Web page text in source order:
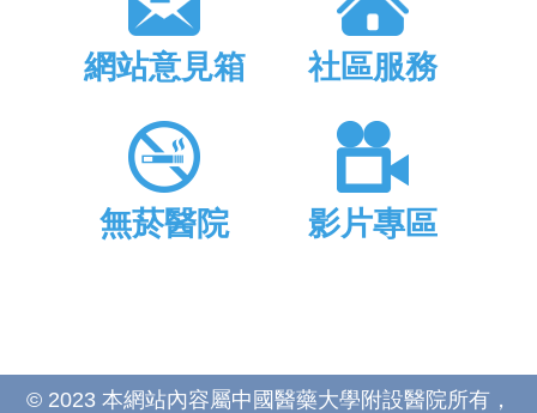
網站意見箱 社區服務
無菸醫院 影片專區
© 2023 本網站內容屬中國醫藥大學附設醫院所有，